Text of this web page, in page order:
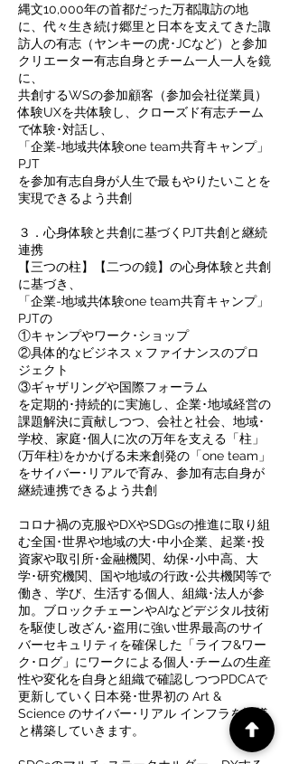
縄文10,000年の首都だった万都諏訪の地
に、代々生き続け郷里と日本を支えてきた諏
訪人の有志（ヤンキーの虎･JCなど）と参加
クリエーター有志自身とチーム一人一人を鏡
に、
共創するWSの参加顧客（参加会社従業員）
体験UXを共体験し、クローズド有志チーム
で体験･対話し、
「企業-地域共体験one team共育キャンプ」
PJT
を参加有志自身が人生で最もやりたいことを
実現できるよう共創
３．心身体験と共創に基づくPJT共創と継続
連携
【三つの柱】【二つの鏡】の心身体験と共創
に基づき、
「企業-地域共体験one team共育キャンプ」
PJTの
①キャンプやワーク･ショップ
②具体的なビジネス x ファイナンスのプロ
ジェクト
③ギャザリングや国際フォーラム
を定期的･持続的に実施し、企業･地域経営の
課題解決に貢献しつつ、会社と社会、地域･
学校、家庭･個人に次の万年を支える「柱」
(万年柱)をかかげる未来創発の「one team」
をサイバー･リアルで育み、参加有志自身が
継続連携できるよう共創
​コロナ禍の克服やDXやSDGsの推進に取り組
む全国･世界や地域の大･中小企業、起業･投
資家や取引所･金融機関、幼保･小中高、大
学･研究機関、国や地域の行政･公共機関等で
働き、学び、生活する個人、組織･法人が参
加。ブロックチェーンやAIなどデジタル技術
を駆使し改ざん･盗用に強い世界最高のサイ
バーセキュリティを確保した「ライフ&ワー
ク･ログ」にワークによる個人･チームの生産
性や変化を自身と組織で確認しつつPDCAで
更新していく日本発･世界初の Art &
Science のサイバー･リアル インフラを皆様
と構築していきます。